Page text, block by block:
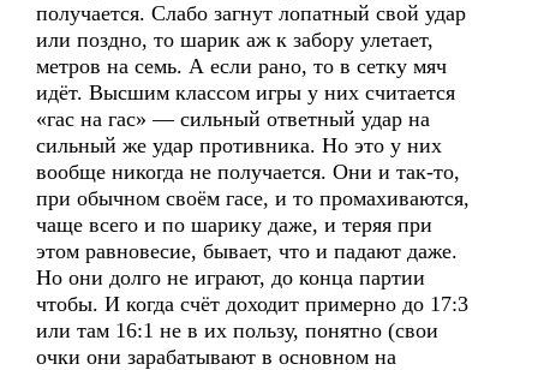
получается. Слабо загнут лопатный свой удар
или поздно, то шарик аж к забору улетает,
метров на семь. А если рано, то в сетку мяч
идёт. Высшим классом игры у них считается
«гас на гас» — сильный ответный удар на
сильный же удар противника. Но это у них
вообще никогда не получается. Они и так-то,
при обычном своём гасе, и то промахиваются,
чаще всего и по шарику даже, и теряя при
этом равновесие, бывает, что и падают даже.
Но они долго не играют, до конца партии
чтобы. И когда счёт доходит примерно до 17:3
или там 16:1 не в их пользу, понятно (свои
очки они зарабатывают в основном на